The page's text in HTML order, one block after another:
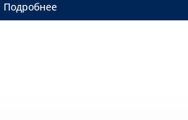
Подробнее